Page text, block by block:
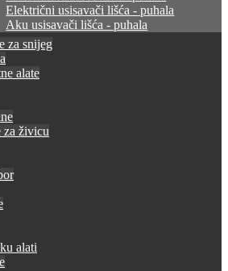
Električni usisavači lišća - puhala
Aku usisavači lišća - puhala
za snijeg
alate
za živicu
alati